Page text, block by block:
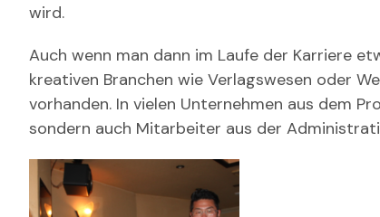
wird.
Auch wenn man dann im Laufe der Karriere
kreativen Branchen wie Verlagswesen oder
vorhanden. In vielen Unternehmen aus dem
sondern auch Mitarbeiter aus der